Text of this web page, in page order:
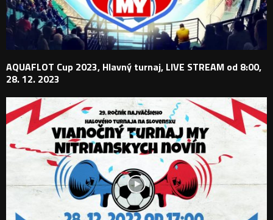
AQUAFLOT Cup 2023, Hlavný turnaj, LIVE STREAM od 8:00,
28. 12. 2023